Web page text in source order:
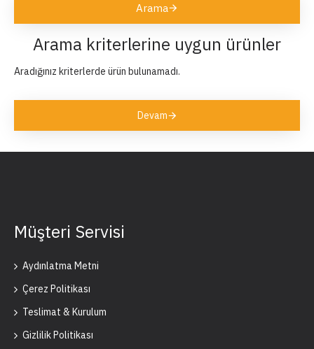
Arama
Arama kriterlerine uygun ürünler
Aradığınız kriterlerde ürün bulunamadı.
Devam
Müşteri Servisi
Aydınlatma Metni
Çerez Politikası
Teslimat & Kurulum
Gizlilik Politikası